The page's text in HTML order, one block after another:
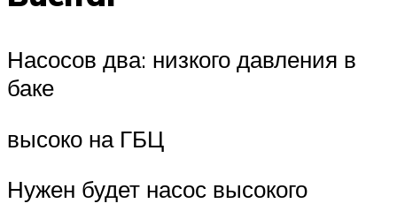
Насосов два: низкого давления в
баке
высоко на ГБЦ
Нужен будет насос высокого